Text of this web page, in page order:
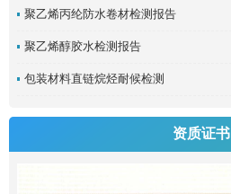
聚乙烯丙纶防水卷材检测报告
聚乙烯醇胶水检测报告
包装材料直链烷烃耐候检测
资质证书